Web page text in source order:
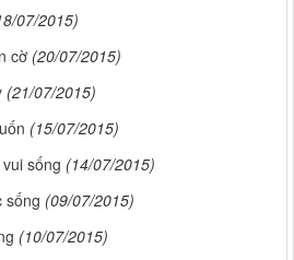
07/2015)
cờ (20/07/2015)
(21/07/2015)
(15/07/2015)
sống (14/07/2015)
sống (09/07/2015)
(10/07/2015)